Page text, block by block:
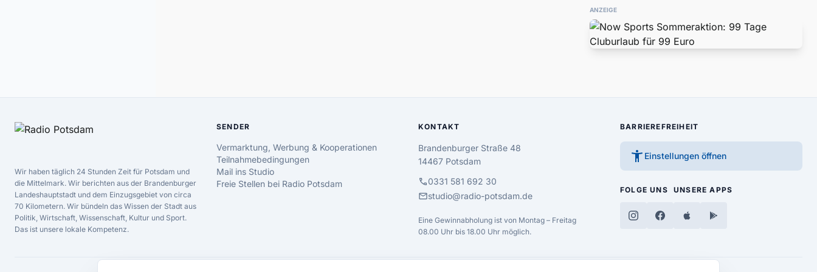
ANZEIGE
Wir haben täglich 24 Stunden Zeit für Potsdam und
die Mittelmark. Wir berichten aus der Brandenburger
Landeshauptstadt und dem Einzugsgebiet von circa
70 Kilometern. Wir bündeln das Wissen der Stadt aus
Politik, Wirtschaft, Wissenschaft, Kultur und Sport.
Das ist unsere lokale Kompetenz.
SENDER
Vermarktung, Werbung & Kooperationen
Teilnahmebedingungen
Mail ins Studio
Freie Stellen bei Radio Potsdam
KONTAKT
Brandenburger Straße 48
14467 Potsdam
call0331 581 692 30
mailstudio@radio-potsdam.de
Eine Gewinnabholung ist von Montag – Freitag
08.00 Uhr bis 18.00 Uhr möglich.
BARRIEREFREIHEIT
accessibility_new Einstellungen öffnen
FOLGE UNS UNSERE APPS